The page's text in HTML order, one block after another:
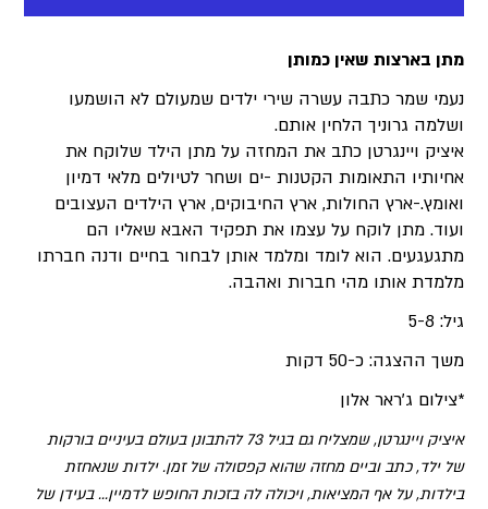
מתן בארצות שאין כמותן
נעמי שמר כתבה עשרה שירי ילדים שמעולם לא הושמעו
ושלמה גרוניך הלחין אותם.
איציק ויינגרטן כתב את המחזה על מתן הילד שלוקח את
אחיותיו התאומות הקטנות -ים ושחר לטיולים מלאי דמיון
ואומץ.-ארץ החולות, ארץ החיבוקים, ארץ הילדים העצובים
ועוד. מתן לוקח על עצמו את תפקיד האבא שאליו הם
מתגעגעים. הוא לומד ומלמד אותן לבחור בחיים ודנה חברתו
מלמדת אותו מהי חברות ואהבה.
גיל: 5-8
משך ההצגה: כ-50 דקות
*צילום ג'ראר אלון
איציק ויינגרטן, שמצליח גם בגיל 73 להתבונן בעולם בעיניים בורקות
של ילד, כתב וביים מחזה שהוא קפסולה של זמן. ילדות שנאחזת
בילדות, על אף המציאות, ויכולה לה בזכות החופש לדמיין...בעידן של